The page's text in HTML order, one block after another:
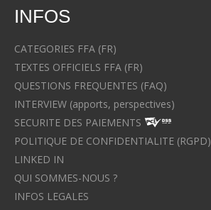
INFOS
CATEGORIES FFA (FR)
TEXTES OFFICIELS FFA (FR)
QUESTIONS FREQUENTES (FAQ)
INTERVIEW (apports, perspectives)
SECURITE DES PAIEMENTS
POLITIQUE DE CONFIDENTIALITE (RGPD)
LINKED IN
QUI SOMMES-NOUS ?
INFOS LEGALES